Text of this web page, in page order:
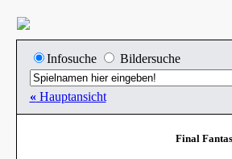
Infosuche Bildersuche
«Hauptansicht
Final